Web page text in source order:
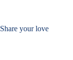
Share your love